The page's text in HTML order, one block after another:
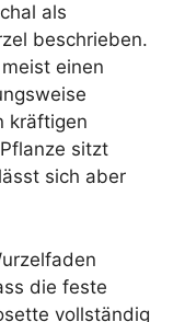
als
beschrieben.
einen
kräftigen
sitzt
sich aber
die feste
vollständig